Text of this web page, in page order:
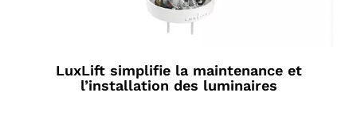
LuxLift simplifie la maintenance et
l’installation des luminaires